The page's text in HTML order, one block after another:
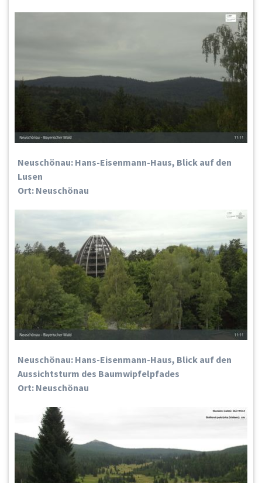
Neuschönau: Hans-Eisenmann-Haus, Blick auf den
Lusen
Ort: Neuschönau
Neuschönau: Hans-Eisenmann-Haus, Blick auf den
Aussichtsturm des Baumwipfelpfades
Ort: Neuschönau